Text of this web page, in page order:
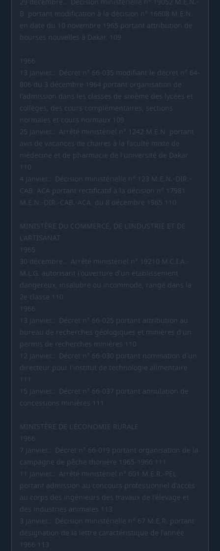
B. portant modification à la décision n° 16608 M.E.N.
en date du 10 novembre 1965 portant attribution de
bourses nouvelles à Dakar. 109
1966
13 janvier... Décret n° 66-035 modifiant le décret n° 64-
806 du 3 décembre 1964 portant organisation de
l'admission dans les classes de sixième des lycées et
collèges, des cours complémentaires, sections
normales et cours normaux 109
25 janvier... Arrêté ministériel n° 1242 M.E.N. portant
avis de vacances de chaires à la faculté mixte de
médecine et de pharmacie de l'université de Dakar
110
4 janvier... Décision ministérielle n° 123 M.E.N.-DIR.-
CAB. ACA portant rectificatif à la décision n° 17981
M.E.N.-DIR.-CAB.-ACA. du 8 décembre 1965 110
MINISTÈRE DU COMMERCE, DE L'INDUSTRIE ET DE
L'ARTISANAT
1965
30 décembre... Arrêté ministériel n° 19210 M.C.I.A.-
M.L.G. autorisant l'ouverture d'un établissement
dangereux, insalubre ou incommode, rangé dans la
2e classe 110
1966
13 janvier... Décret n° 66-025 portant attribution au
bureau de recherches géologiques et minières d'un
permis de recherches minières 110
12 janvier... Décret n° 66-030 portant nomination d'un
directeur pour l'institut de technologie alimentaire
111
15 janvier... Décret n° 66-037 portant annulation de
concessions minières 111
MINISTÈRE DE L'ÉCONOMIE RURALE
1966
7 janvier... Décret n° 66-019 portant organisation de la
campagne de pêche thonière 1965-1966 111
11 janvier... Arrêté ministériel n° 601 M.E.R.-PEL.
portant admission au concours professionnel d'accès
au corps des ingénieurs des travaux de l'élevage et
des industries animales 113
3 janvier... Décision ministérielle n° 67 M.E.R. portant
désignation de la lettre caractéristique de l'année
1966 113